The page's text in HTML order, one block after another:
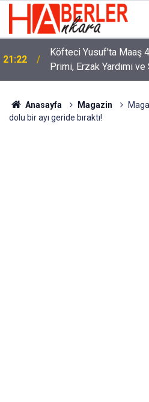
21:22
Köfteci Yusuf'ta Maaş
Primi, Erzak Yardımı
Çekti
Anasayfa Magazin
dolu bir ayı geride bıraktı!